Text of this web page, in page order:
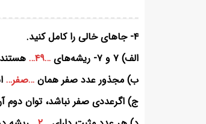
۴- جاهای خالی را کامل کنید.
الف) ۷ و ۷- ریشه‌های
…۴۹…
ب) مجذور عدد صفر همان …صفر…
ج) اگرعددی صفر نباشد، توان دوم